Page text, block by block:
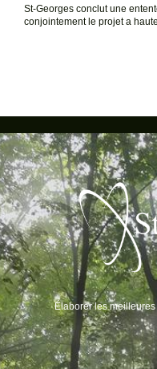
St-Georges conclut une
conjointement le projet a
Élaborer les